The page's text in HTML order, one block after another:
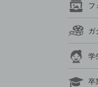
フ
ガ
学
卒